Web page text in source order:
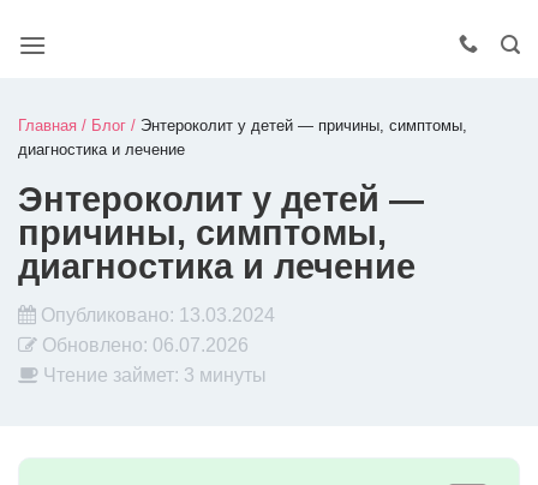
Главная / Блог / Энтероколит у детей — причины, симптомы,
диагностика и лечение
Энтероколит у детей —
причины, симптомы,
диагностика и лечение
Опубликовано: 13.03.2024
Обновлено: 06.07.2026
Чтение займет: 3 минуты